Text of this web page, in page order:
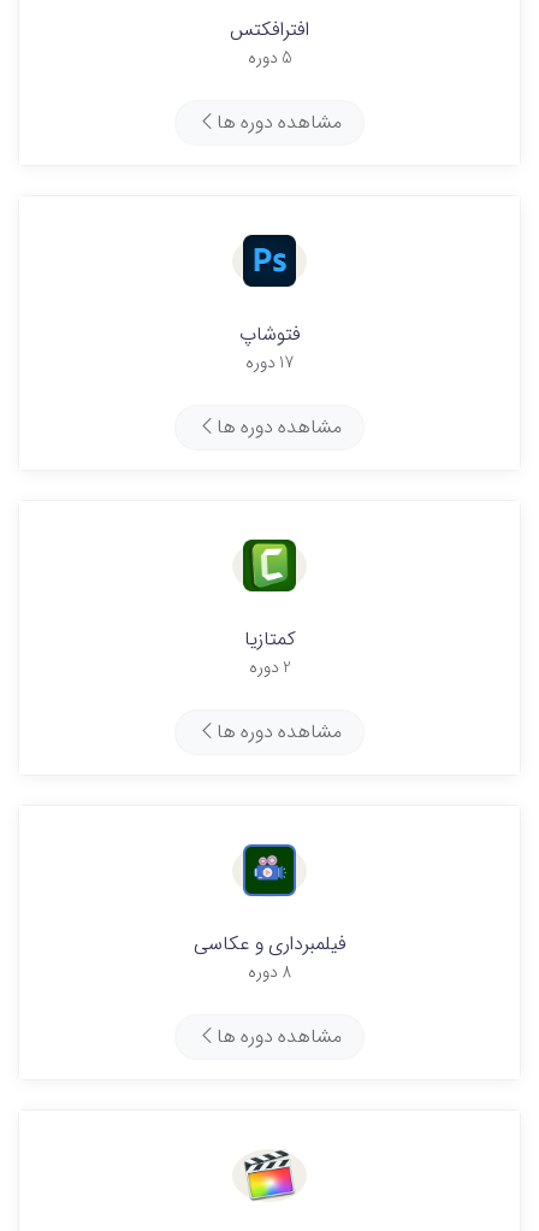
افترافکتس
5 دوره
مشاهده دوره ها
فتوشاپ
17 دوره
مشاهده دوره ها
کمتازیا
2 دوره
مشاهده دوره ها
فیلمبرداری و عکاسی
8 دوره
مشاهده دوره ها